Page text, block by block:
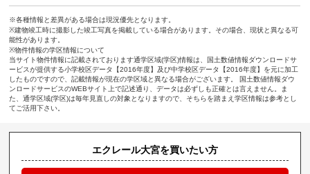
※各種情報と差異がある場合は現況優先となります。
※建物竣工時に撮影した竣工写真を掲載している場合があります。その場合、現状と異なる可
能性があります。
※物件情報の学区情報について
当サイト物件情報に記載されております通学区域(学区)情報は、国土数値情報ダウンロードサ
ービスが提供する小学校区データ【2016年度】及び中学校区データ【2016年度】を元に加工
したものですので、記載情報が現在の学区域と異なる場合がございます。 国土数値情報ダウ
ンロードサービスのWEBサイト上で記述通り、データは必ずしも正確とは言えません。ま
た、通学区域(学区)は毎年見直しの対象となりますので、そちらを踏まえ学区情報は参考とし
てご活用下さい。
エクレール大宮を買いたい方